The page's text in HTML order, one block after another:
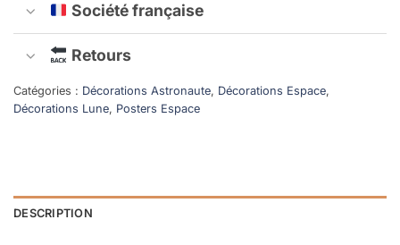
Société française
Retours
Catégories : Décorations Astronaute, Décorations Espace,
Décorations Lune, Posters Espace
DESCRIPTION